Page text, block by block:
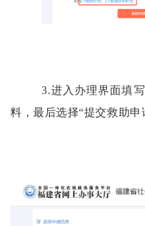
3.进入办理界面填
料，最后选择“提交救助申